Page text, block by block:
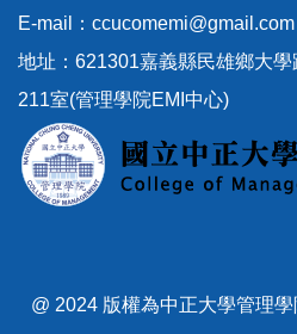
E-mail：ccucomemi@gmail.com
地址：621301嘉義縣民雄鄉大
211室(管理學院EMI中心)
@ 2024 版權為中正大學管理